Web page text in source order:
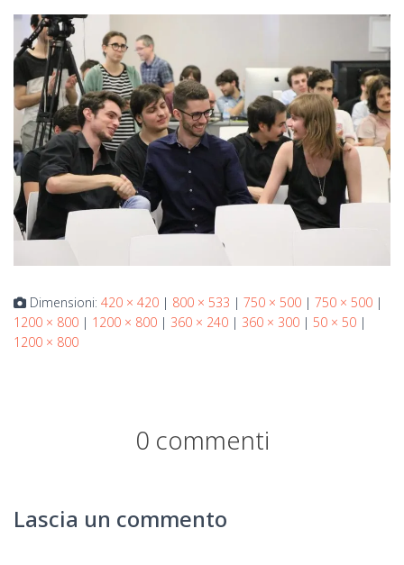
Dimensioni: 420 × 420 | 800 × 533 | 750 × 500 | 750 × 500 |
1200 × 800 | 1200 × 800 | 360 × 240 | 360 × 300 | 50 × 50 |
1200 × 800
0 commenti
Lascia un commento